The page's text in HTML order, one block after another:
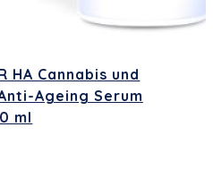
HA Cannabis und
Ageing Serum
ml